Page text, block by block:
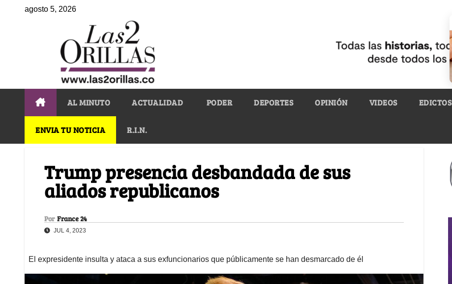
agosto 5, 2026
AL MINUTO ACTUALIDAD PODER DEPORTES OPINIÓN VIDEOS EDICTOS
ENVIA TU NOTICIA R.I.N.
Trump presencia desbandada de sus
aliados republicanos
Por France 24
JUL 4, 2023
El expresidente insulta y ataca a sus exfuncionarios que públicamente se han desmarcado de él